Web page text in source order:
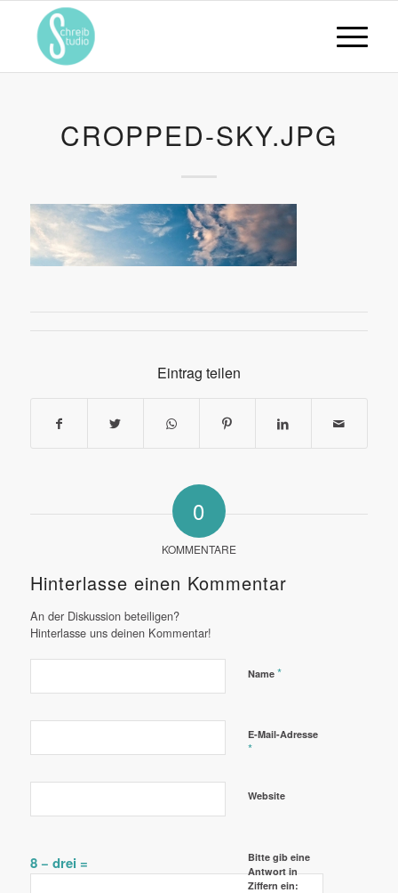
CROPPED-SKY.JPG
Eintrag teilen
0
KOMMENTARE
Hinterlasse einen Kommentar
An der Diskussion beteiligen?
Hinterlasse uns deinen Kommentar!
Name *
E-Mail-Adresse
*
Website
Bitte gib eine
Antwort in
Ziffern ein:
8 − drei =